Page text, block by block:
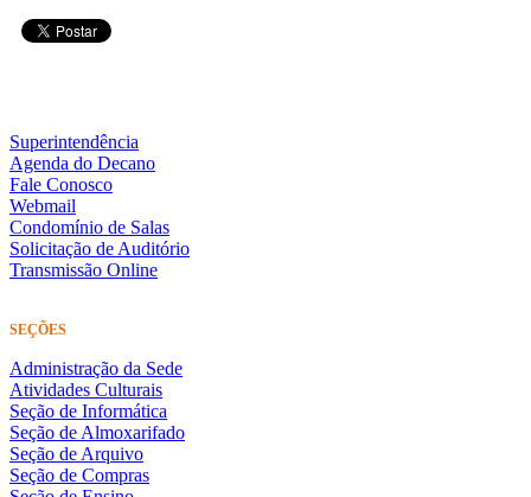
Superintendência
Agenda do Decano
Fale Conosco
Webmail
Condomínio de Salas
Solicitação de Auditório
Transmissão Online
SEÇÕES
Administração da Sede
Atividades Culturais
Seção de Informática
Seção de Almoxarifado
Seção de Arquivo
Seção de Compras